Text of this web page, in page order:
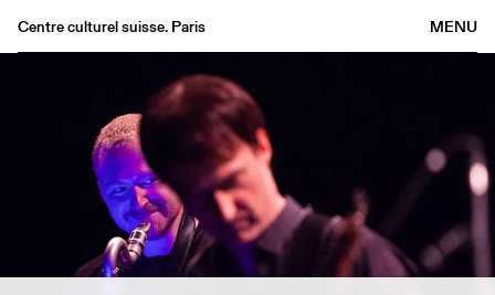
MENU
Centre culturel suisse. Paris
About